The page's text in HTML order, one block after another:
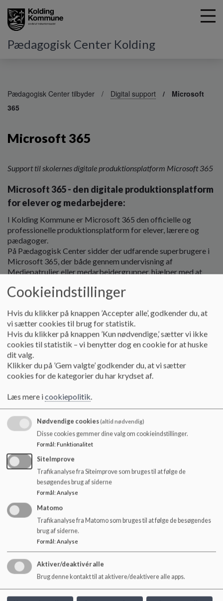
Pædagogisk Center Kolding
Pædagogisk Center tilbyder Digital support
Microsoft
365
Microsoft 365
Support til skolernes digitale produktionsplatform Microsoft 365
Microsoft 365 - den digitale produktionsplatform
for elever og medarbejdere:
I Kolding Kommune er Microsoft 365 den officielle og
professionelle produktionsplatform for elever, lærere og
pædagoger.
På Pædagogisk Center sidder der udfarende superbrugere i
Microsoft 365, der både gennem undervisning af
Mediepatruljer eller medarbejdergrupper, hjælper med at
I setupet til Windows10 og 11 er Microsoft 365 fuldt
integreret og lige ved hånden. Det samme er tilfældet med
AULA, Meebook og Skoletube.
Microsoft 365 er en fast del af Kolding Kommunes setup og
man kan finde genveje til Office.com på både
medarbejdermaskiner og elevmaskine i
installationsplatformen: EasyInstall .
dit klasserum, er vi altid behjælpelige.
Vi kan anbefale af gøre brug af OneNote Klassenotesbogen i
din/jeres undervisning og et fokus på brugen af OneDrive
sammen med læringsplatformen Meebook. Kontakt os gerne
for en fremvisning.
Herunder finder du to letlæselige plakater til ophæng i
klassen samt en medarbejdervejledning til Windows10:
5 sikre stik og 2 jokere
Microsoft 365 i indskolingen
Microsoft 365 på mellemtrinnet
Cookieindstillinger
Hvis du klikker på knappen ’Accepter alle’, godkender du, at
vi sætter cookies til brug for statistik.
Hvis du klikker på knappen ’Kun nødvendige,’ sætter vi ikke
cookies til statistik – vi benytter dog en cookie for at huske
dit valg.
Klikker du på ’Gem valgte’ godkender du, at vi sætter
cookies for de kategorier du har krydset af.
Læs mere icookiepolitik.
Nødvendige cookies(altid nødvendig)
Disse cookies gemmer dine valg om cookieindstillinger.
Formål: Funktionalitet
SiteImprove
Trafikanalyse fra Siteimprove som bruges til at følge de
besøgendes brug af siderne
Formål : Analyse
Matomo
Trafikanalyse fra Matomo som bruges til at følge de besøgendes
brug af siderne.
Formål: Analyse
Aktiver/deaktivér alle
Brug denne kontakt til at aktivere/deaktivere alle apps.